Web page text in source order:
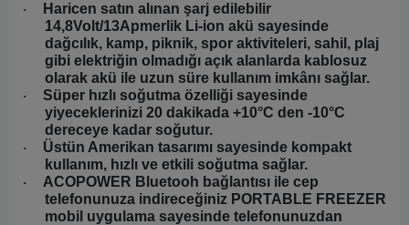
·
Haricen satın alınan şarj edilebilir
14,8Volt/13Apmerlik Li-ion akü sayesinde
dağcılık, kamp, piknik, spor aktiviteleri, sahil, plaj
gibi elektriğin olmadığı açık alanlarda kablosuz
olarak akü ile uzun süre kullanım imkânı sağlar.
·
Süper hızlı soğutma özelliği sayesinde
yiyeceklerinizi 20 dakikada +10°C den -10°C
dereceye kadar soğutur.
·
Üstün Amerikan tasarımı sayesinde kompakt
kullanım, hızlı ve etkili soğutma sağlar.
·
ACOPOWER Bluetooh bağlantısı ile cep
telefonunuza indireceğiniz PORTABLE FREEZER
mobil uygulama sayesinde telefonunuzdan